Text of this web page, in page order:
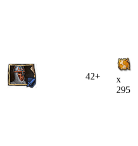
42+
x
295